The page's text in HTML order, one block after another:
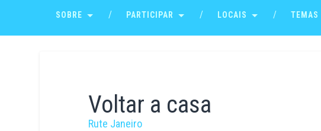
SOBRE PARTICIPAR LOCAIS TEMAS
Voltar a casa
Rute Janeiro